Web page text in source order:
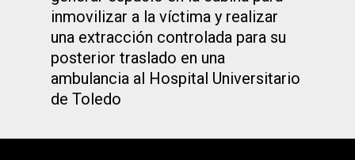
inmovilizar a la víctima y realizar
una extracción controlada para su
posterior traslado en una
ambulancia al Hospital Universitario
de Toledo